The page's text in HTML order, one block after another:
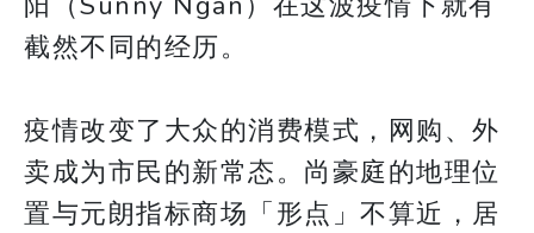
截然不同的经历。
疫情改变了大众的消费模式，网购、外
卖成为市民的新常态。尚豪庭的地理位
置与元朗指标商场「形点」不算近，居